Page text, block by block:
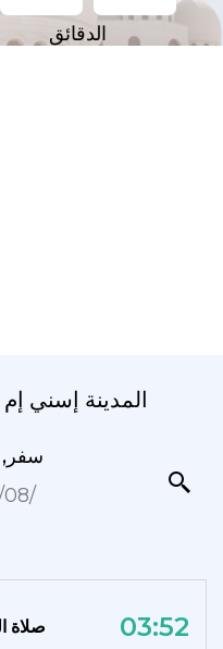
الدقائق
المدينة إسني
24 سفر, 1448
07‏/08‏/2026
صلاة 03:52